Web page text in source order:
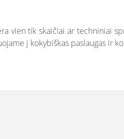
vien tik skaičiai ar techniniai
į kokybiškas paslaugas ir